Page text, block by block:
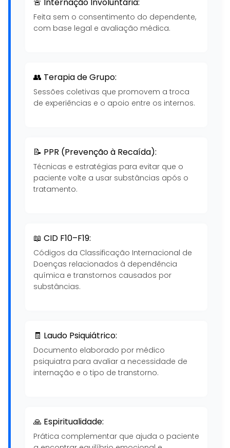
🚨 Internação Involuntária:
Feita sem o consentimento do dependente,
com base legal e avaliação médica.
👥 Terapia de Grupo:
Sessões coletivas que promovem a troca
de experiências e o apoio entre os internos.
📝 PPR (Prevenção à Recaída):
Técnicas e estratégias para evitar que o
paciente volte a usar substâncias após o
tratamento.
📖 CID F10–F19:
Códigos da Classificação Internacional de
Doenças relacionados à dependência
química e transtornos causados por
substâncias.
🧾 Laudo Psiquiátrico:
Documento elaborado por médico
psiquiatra para avaliar a necessidade de
internação e o tipo de transtorno.
🙏 Espiritualidade:
Prática complementar que ajuda o paciente